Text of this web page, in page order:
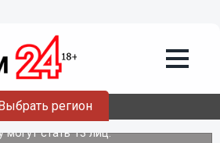
регион
с экс-
1,9 млрд
стать 13 лиц.